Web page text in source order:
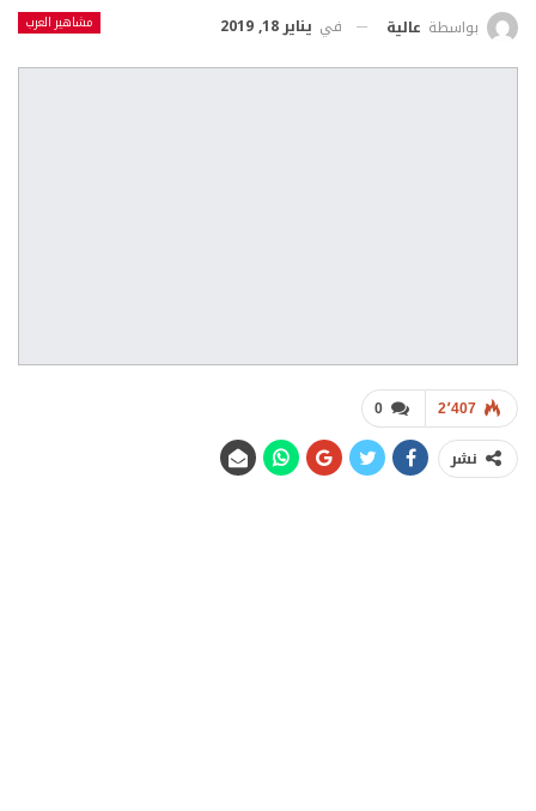
مشاهير العرب بواسطة عالية في يناير 18, 2019
0 2٬407
نشر